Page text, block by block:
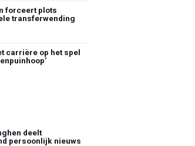
forceert plots
transferwending
carrière op het spel
deelt
persoonlijk nieuws